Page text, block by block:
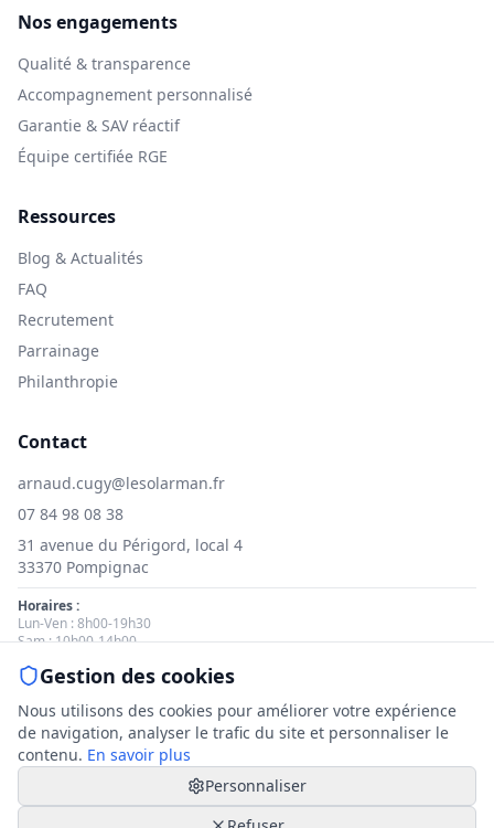
Nos engagements
Qualité & transparence
Accompagnement personnalisé
Garantie & SAV réactif
Équipe certifiée RGE
Ressources
Blog & Actualités
FAQ
Recrutement
Parrainage
Philanthropie
Contact
arnaud.cugy@lesolarman.fr
07 84 98 08 38
31 avenue du Périgord, local 4
33370 Pompignac
Horaires :
Lun-Ven : 8h00-19h30
Sam : 10h00-14h00
Nous contacter
© 2025 Le Solarman. Tous droits réservés.
Politique de cookies
Gestion des cookies
Nous utilisons des cookies pour améliorer votre expérience
de navigation, analyser le trafic du site et personnaliser le
contenu. En savoir plus
Personnaliser